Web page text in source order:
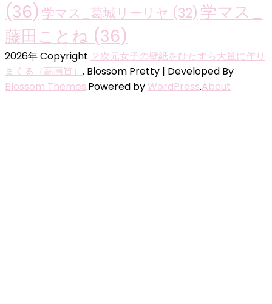
(36) 学マス_葛城リーリヤ (32) 学マス_
藤田ことね (36)
2026年 Copyright ２次元女子の壁紙をひたすら大量に作り
まくる（高画質） . Blossom Pretty | Developed By
Blossom Themes.Powered byWordPress.About